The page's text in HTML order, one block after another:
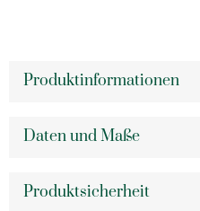
Produktinformationen
Daten und Maße
Produktsicherheit